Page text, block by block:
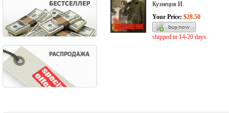
Кузнецов И.
Your Price: $28.50
shipped in 14-20 days